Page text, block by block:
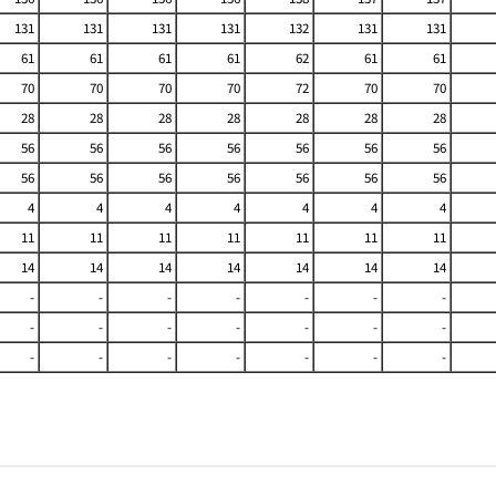
131
131 131 131 132 131 131
61
61 61 61 62 61
61
70
70 70 70 72 70
70
28
28 28 28 28 28
28
56
56 56 56 56 56
56
56
56 56 56 56 56
56
4
4 4 4 4 4
4
11
11 11 11 11 11
11
14
14 14 14 14 14
14
-
- - - - -
-
-
- - - - -
-
-
- - - - - -